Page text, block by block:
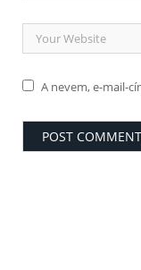
A nevem, e-mail-